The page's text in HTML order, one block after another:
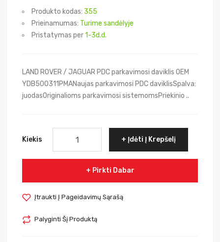
Produkto kodas: 355
Prieinamumas: Turime sandėlyje
Pristatymas per1-3d.d.
LAND ROVER / JAGUAR PDC parkavimosi daviklis OEM
YDB500311PMANaujas parkavimosi PDC daviklisSpalva:
juodasOriginalioms parkavimosi sistemomsPriekinio ..
Kiekis Įdėti Į Krepšelį
Pirkti Dabar
Įtraukti Į Pageidavimų Sąrašą
Palyginti Šį Produktą